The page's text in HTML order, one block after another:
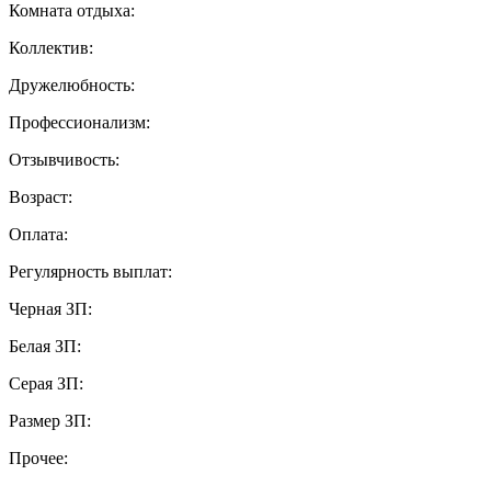
Комната отдыха:
Коллектив:
Дружелюбность:
Профессионализм:
Отзывчивость:
Возраст:
Оплата:
Регулярность выплат:
Черная ЗП:
Белая ЗП:
Серая ЗП:
Размер ЗП:
Прочее: